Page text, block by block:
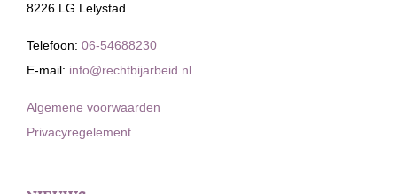
8226 LG Lelystad
Telefoon: 06-54688230
E-mail: info@rechtbijarbeid.nl
Algemene voorwaarden
Privacyregelement